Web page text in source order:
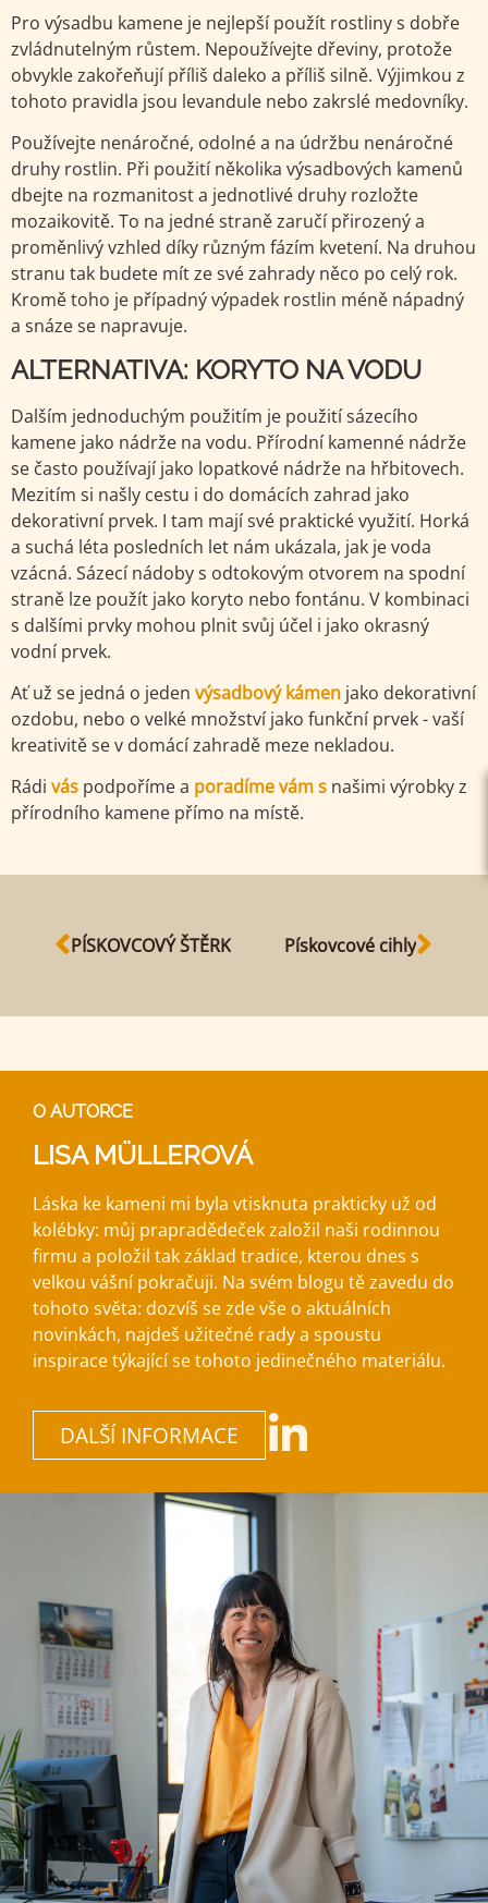
Pro výsadbu kamene je nejlepší použít rostliny s dobře
zvládnutelným růstem. Nepoužívejte dřeviny, protože
obvykle zakořeňují příliš daleko a příliš silně. Výjimkou z
tohoto pravidla jsou levandule nebo zakrslé medovníky.
Používejte nenáročné, odolné a na údržbu nenáročné
druhy rostlin. Při použití několika výsadbových kamenů
dbejte na rozmanitost a jednotlivé druhy rozložte
mozaikovitě. To na jedné straně zaručí přirozený a
proměnlivý vzhled díky různým fázím kvetení. Na druhou
stranu tak budete mít ze své zahrady něco po celý rok.
Kromě toho je případný výpadek rostlin méně nápadný
a snáze se napravuje.
ALTERNATIVA: KORYTO NA VODU
Dalším jednoduchým použitím je použití sázecího
kamene jako nádrže na vodu. Přírodní kamenné nádrže
se často používají jako lopatkové nádrže na hřbitovech.
Mezitím si našly cestu i do domácích zahrad jako
dekorativní prvek. I tam mají své praktické využití. Horká
a suchá léta posledních let nám ukázala, jak je voda
vzácná. Sázecí nádoby s odtokovým otvorem na spodní
straně lze použít jako koryto nebo fontánu. V kombinaci
s dalšími prvky mohou plnit svůj účel i jako okrasný
vodní prvek.
Ať už se jedná o jeden výsadbový kámen jako dekorativní
ozdobu, nebo o velké množství jako funkční prvek - vaší
kreativitě se v domácí zahradě meze nekladou.
Rádi vás podpoříme a poradíme vám s našimi výrobky z
přírodního kamene přímo na místě.
PÍSKOVCOVÝ ŠTĚRK Pískovcové cihly
O AUTORCE
LISA MÜLLEROVÁ
Láska ke kameni mi byla vtisknuta prakticky už od
kolébky: můj prapradědeček založil naši rodinnou
firmu a položil tak základ tradice, kterou dnes s
velkou vášní pokračuji. Na svém blogu tě zavedu do
tohoto světa: dozvíš se zde vše o aktuálních
novinkách, najdeš užitečné rady a spoustu
inspirace týkající se tohoto jedinečného materiálu.
DALŠÍ INFORMACE